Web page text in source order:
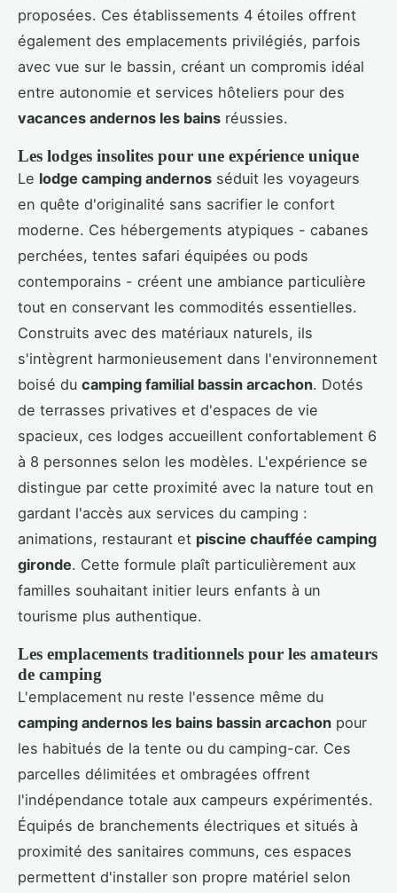
proposées. Ces établissements 4 étoiles offrent
également des emplacements privilégiés, parfois
avec vue sur le bassin, créant un compromis idéal
entre autonomie et services hôteliers pour des
vacances andernos les bains réussies.
Les lodges insolites pour une expérience unique
Le lodge camping andernos séduit les voyageurs
en quête d'originalité sans sacrifier le confort
moderne. Ces hébergements atypiques - cabanes
perchées, tentes safari équipées ou pods
contemporains - créent une ambiance particulière
tout en conservant les commodités essentielles.
Construits avec des matériaux naturels, ils
s'intègrent harmonieusement dans l'environnement
boisé du camping familial bassin arcachon. Dotés
de terrasses privatives et d'espaces de vie
spacieux, ces lodges accueillent confortablement 6
à 8 personnes selon les modèles. L'expérience se
distingue par cette proximité avec la nature tout en
gardant l'accès aux services du camping :
animations, restaurant et piscine chauffée camping
gironde. Cette formule plaît particulièrement aux
familles souhaitant initier leurs enfants à un
tourisme plus authentique.
Les emplacements traditionnels pour les amateurs
de camping
L'emplacement nu reste l'essence même du
camping andernos les bains bassin arcachon pour
les habitués de la tente ou du camping-car. Ces
parcelles délimitées et ombragées offrent
l'indépendance totale aux campeurs expérimentés.
Équipés de branchements électriques et situés à
proximité des sanitaires communs, ces espaces
permettent d'installer son propre matériel selon